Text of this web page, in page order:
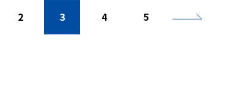
2 3 4 5